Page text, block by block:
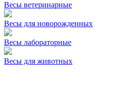
Весы ветеринарные
Весы для новорожденных
Весы лабораторные
Весы для животных